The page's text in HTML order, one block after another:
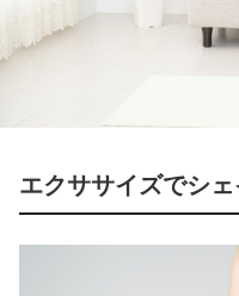
エクササイズでシ